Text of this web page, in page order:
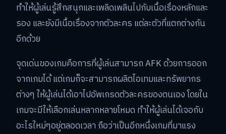
ทำให้ผู้เล่นรู้สึกสนุกและเพลิดเพลินไปกับเนื้อเรื่องหลักและ
รอง และยังมีเนื้อเรื่องจากตัวละคร แต่ละตัวที่แตกต่างกัน
อีกด้วย
จุดเด่นของเกมคือการที่ผู้เล่นสามารถ AFK ด้วยการออก
จากเกมได้ แต่เกมก็จะสามารถผลิตไอเทมและทรัพยากร
ต่างๆ ให้ผู้เล่นได้เอาไปอัพเกรดตัวละครของตนเอง โดยใน
เกมจะมีให้เลือกเล่นหลากหลายโหมด ทำให้ผู้เล่นได้เจอกับ
อะไรใหม่ๆอยู่ตลอดเวลา ถือว่าเป็นอีกหนึ่งเกมที่มาแรง